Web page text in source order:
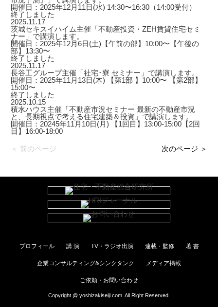
開催日：2025年12月11日(水) 14:30〜16:30（14:00受付）
終了しました
2025.11.17
茨城セキスイハイム主催「不動産投資・ZEH賃貸住宅セミ
ナー」で講演します。
開催日：2025年12月6日(土)【午前の部】10:00〜【午後の
部】13:30〜
終了しました
2025.11.17
長谷工グループ主催「社宅･寮 セミナー」で講演します。
開催日：2025年11月13日(木) 【第1部 】10:00〜 【第2部】
15:00〜
終了しました
2025.10.15
積水ハウス主催「不動産市況セミナー 最新の不動産市況
と、長期視点で考える住宅建築＆投資」で講演します。
開催日：20245年11月10日(月) 【1回目】13:00-15:00【2回
目】16:00-18:00
＜ 前のページ 次のページ ＞
プロフィール 講 演 TV・ラジオ出演 連載・監修 著 書
企業コンサルティング&シンクタンク メディア掲載
ご依頼・お問い合わせ
Copyright @ yoshizakiseiji.com. All Right Reserved.